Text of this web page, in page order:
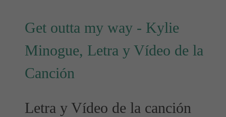
Get outta my way - Kylie
Minogue, Letra y Vídeo de la
Canción
Letra y Vídeo de la canción